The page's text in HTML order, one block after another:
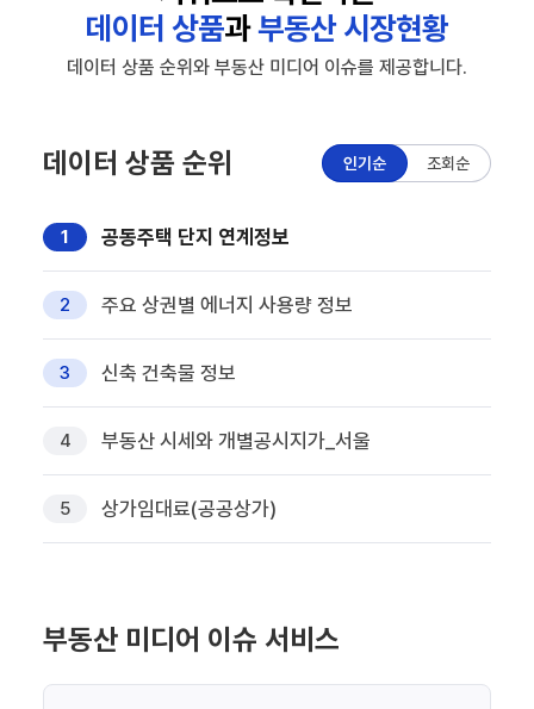
데이터 상품과부동산 시장현황
데이터 상품 순위와 부동산 미디어 이슈를 제공합니다.
데이터 상품 순위 인기순 조회순
1 공동주택 단지 연계정보
2 주요 상권별 에너지 사용량 정보
3 신축 건축물 정보
4 부동산 시세와 개별공시지가_서울
5 상가임대료(공공상가)
부동산 미디어 이슈 서비스